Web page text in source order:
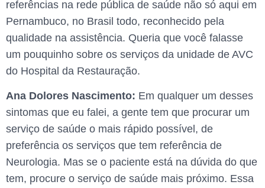
referências na rede pública de saúde não só aqui em
Pernambuco, no Brasil todo, reconhecido pela
qualidade na assistência. Queria que você falasse
um pouquinho sobre os serviços da unidade de AVC
do Hospital da Restauração.
Ana Dolores Nascimento: Em qualquer um desses
sintomas que eu falei, a gente tem que procurar um
serviço de saúde o mais rápido possível, de
preferência os serviços que tem referência de
Neurologia. Mas se o paciente está na dúvida do que
tem, procure o serviço de saúde mais próximo. Essa